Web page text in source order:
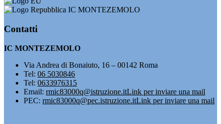
IC MONTEZEMOLO
Contatti
IC MONTEZEMOLO
Via Andrea di Bonaiuto, 16 – 00142 Roma
Tel: 06 5030846
Tel: 0633976315
Email: rmic83000q@istruzione.itLink per inviare una mail
PEC: rmic83000q@pec.istruzione.itLink per inviare una mail